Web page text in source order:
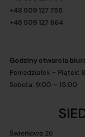
+48 509 127 755
+48 509 127 664
Godziny otwarcia
Poniedziałek – Piątek:
Sobota: 9:00 – 15:00
Świerkowa 26